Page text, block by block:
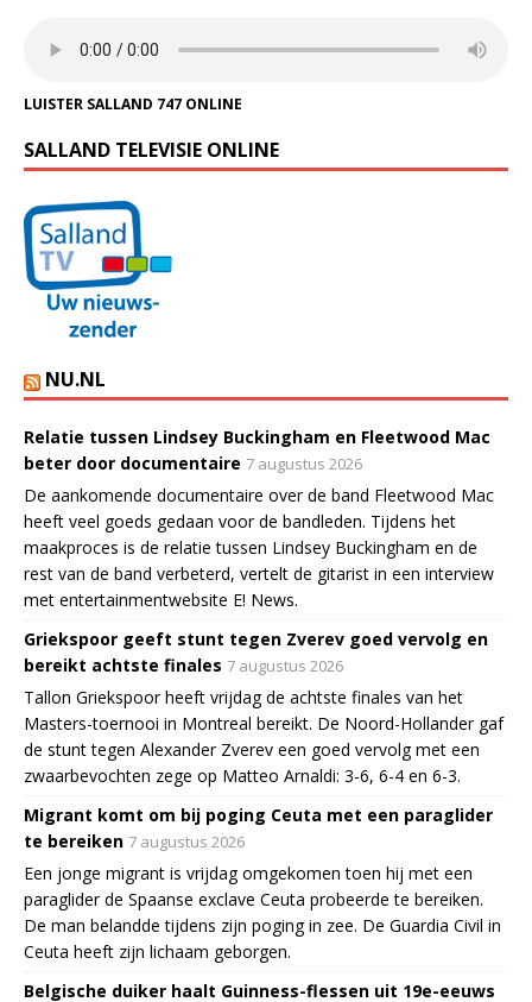
LUISTER SALLAND 747 ONLINE
SALLAND TELEVISIE ONLINE
NU.NL
Relatie tussen Lindsey Buckingham en Fleetwood Mac
beter door documentaire 7 augustus 2026
De aankomende documentaire over de band Fleetwood Mac
heeft veel goeds gedaan voor de bandleden. Tijdens het
maakproces is de relatie tussen Lindsey Buckingham en de
rest van de band verbeterd, vertelt de gitarist in een interview
met entertainmentwebsite E! News.
Griekspoor geeft stunt tegen Zverev goed vervolg en
bereikt achtste finales 7 augustus 2026
Tallon Griekspoor heeft vrijdag de achtste finales van het
Masters-toernooi in Montreal bereikt. De Noord-Hollander gaf
de stunt tegen Alexander Zverev een goed vervolg met een
zwaarbevochten zege op Matteo Arnaldi: 3-6, 6-4 en 6-3.
Migrant komt om bij poging Ceuta met een paraglider
te bereiken 7 augustus 2026
Een jonge migrant is vrijdag omgekomen toen hij met een
paraglider de Spaanse exclave Ceuta probeerde te bereiken.
De man belandde tijdens zijn poging in zee. De Guardia Civil in
Ceuta heeft zijn lichaam geborgen.
Belgische duiker haalt Guinness-flessen uit 19e-eeuws